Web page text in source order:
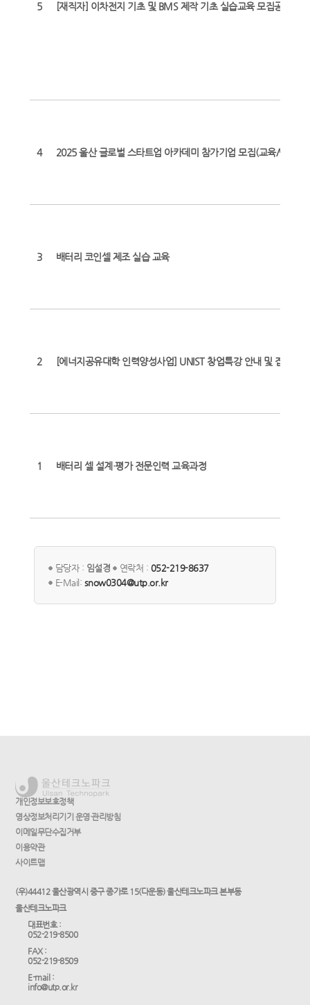
5 [재직자] 이차전지 기초 및 BMS 제작 기초 실습교육 모집공고(한
4 2025 울산 글로벌 스타트업 아카데미 참가기업 모집(교육/멘토링)
3 배터리 코인셀 제조 실습 교육
2 [에너지공유대학 인력양성사업] UNIST 창업특강 안내 및 접수
1 배터리 셀 설계·평가 전문인력 교육과정
담당자 : 임설경 연락처 : 052-219-8637
E-Mail: snow0304@utp.or.kr
개인정보보호정책
영상정보처리기기 운영·관리방침
이메일무단수집거부
이용약관
사이트맵
(우)44412 울산광역시 중구 종가로 15(다운동) 울산테크노파크 본부동
울산테크노파크
대표번호 :
052-219-8500
FAX :
052-219-8509
E-mail :
info@utp.or.kr